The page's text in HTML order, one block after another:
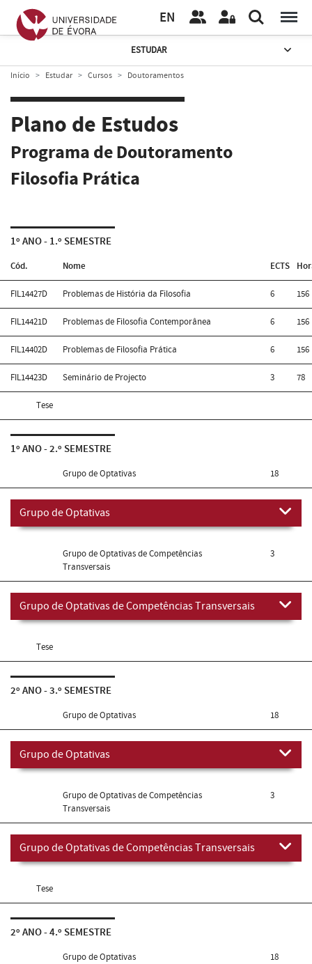
EN
ESTUDAR
Início Estudar Cursos Doutoramentos
Plano de Estudos
Programa de Doutoramento
Filosofia Prática
1º ANO - 1.º SEMESTRE
Cód. Nome ECTS
FIL14427D Problemas de História da Filosofia 6 156
FIL14421D Problemas de Filosofia Contemporânea 6 156
FIL14402D Problemas de Filosofia Prática 6 156
FIL14423D Seminário de Projecto 3 78
Tese
1º ANO - 2.º SEMESTRE
Grupo de Optativas 18
Grupo de Optativas
Grupo de Optativas de Competências
Transversais
3
Grupo de Optativas de Competências Transversais
Tese
2º ANO - 3.º SEMESTRE
Grupo de Optativas 18
Grupo de Optativas
Grupo de Optativas de Competências
Transversais
3
Grupo de Optativas de Competências Transversais
Tese
2º ANO - 4.º SEMESTRE
Grupo de Optativas 18